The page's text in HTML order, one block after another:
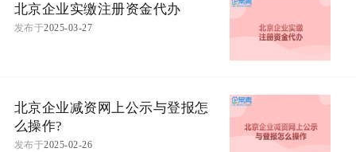
北京企业实缴注册资金代办
发布于2025-03-27
北京企业减资网上公示与登报怎
么操作?
发布于2025-02-26